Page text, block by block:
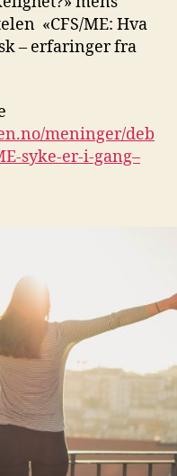
«CFS/ME: Hva
– erfaringer fra
meninger/deb
syke-er-i-gang–